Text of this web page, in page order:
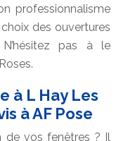
professionnalisme
des ouvertures
pas à le
à L Hay Les
à AF Pose
de vos fenêtres ? Il